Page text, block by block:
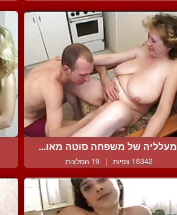
מעלליה של משפחה סוטה מאו...
16342 צפיות | 19 המלצות